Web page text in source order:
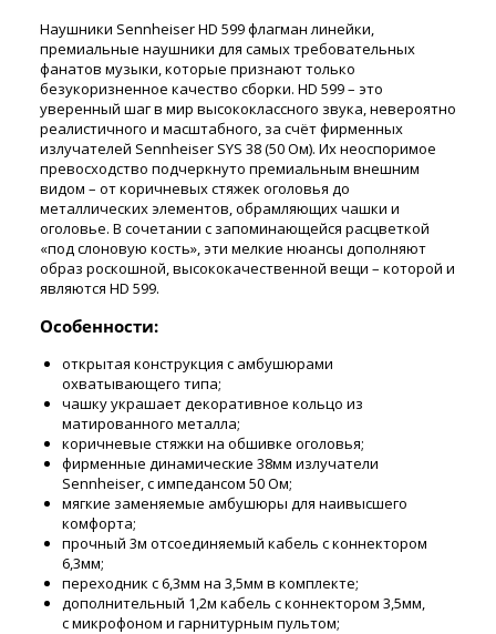
Наушники Sennheiser HD 599 флагман линейки,
премиальные наушники для самых требовательных
фанатов музыки, которые признают только
безукоризненное качество сборки. HD 599 – это
уверенный шаг в мир высококлассного звука, невероятно
реалистичного и масштабного, за счёт фирменных
излучателей Sennheiser SYS 38 (50 Ом). Их неоспоримое
превосходство подчеркнуто премиальным внешним
видом – от коричневых стяжек оголовья до
металлических элементов, обрамляющих чашки и
оголовье. В сочетании с запоминающейся расцветкой
«под слоновую кость», эти мелкие нюансы дополняют
образ роскошной, высококачественной вещи – которой и
являются HD 599.
Особенности:
открытая конструкция с амбушюрами
охватывающего типа;
чашку украшает декоративное кольцо из
матированного металла;
коричневые стяжки на обшивке оголовья;
фирменные динамические 38мм излучатели
Sennheiser, с импедансом 50 Ом;
мягкие заменяемые амбушюры для наивысшего
комфорта;
прочный 3м отсоединяемый кабель с коннектором
6,3мм;
переходник с 6,3мм на 3,5мм в комплекте;
дополнительный 1,2м кабель с коннектором 3,5мм,
с микрофоном и гарнитурным пультом;